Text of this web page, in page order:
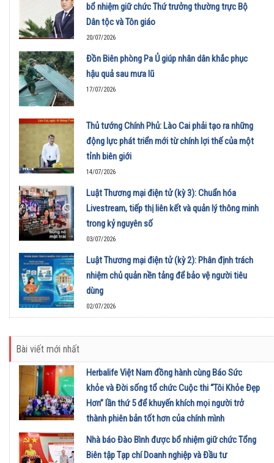
bổ nhiệm giữ chức Thứ trưởng thường trực Bộ
Dân tộc và Tôn giáo
20/07/2026
Đồn Biên phòng Pa Ủ giúp nhân dân khắc phục
hậu quả sau mưa lũ
17/07/2026
Thủ tướng Chính Phủ: Lào Cai phải tạo ra những
động lực phát triển mới từ chính lợi thế của một
tỉnh biên giới
14/07/2026
Luật Thương mại điện tử (kỳ 3): Chuẩn hóa
Livestream, tiếp thị liên kết và quản lý thông minh
trong kỷ nguyên số
03/07/2026
Luật Thương mại điện tử (kỳ 2): Phân định trách
nhiệm chủ quản nền tảng để bảo vệ người tiêu
dùng
02/07/2026
Bài viết mới nhất
Herbalife Việt Nam đồng hành cùng Báo Sức
khỏe và Đời sống tổ chức Cuộc thi “Tôi Khỏe Đẹp
Hơn” lần thứ 5 để khuyến khích mọi người trở
thành phiên bản tốt hơn của chính mình
01/08/2026
Nhà báo Đào Bình được bổ nhiệm giữ chức Tổng
Biên tập Tạp chí Doanh nghiệp và Đầu tư